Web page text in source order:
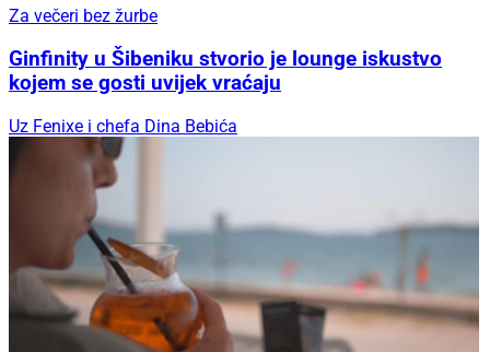
Za večeri bez žurbe
Ginfinity u Šibeniku stvorio je lounge iskustvo
kojem se gosti uvijek vraćaju
Uz Fenixe i chefa Dina Bebića